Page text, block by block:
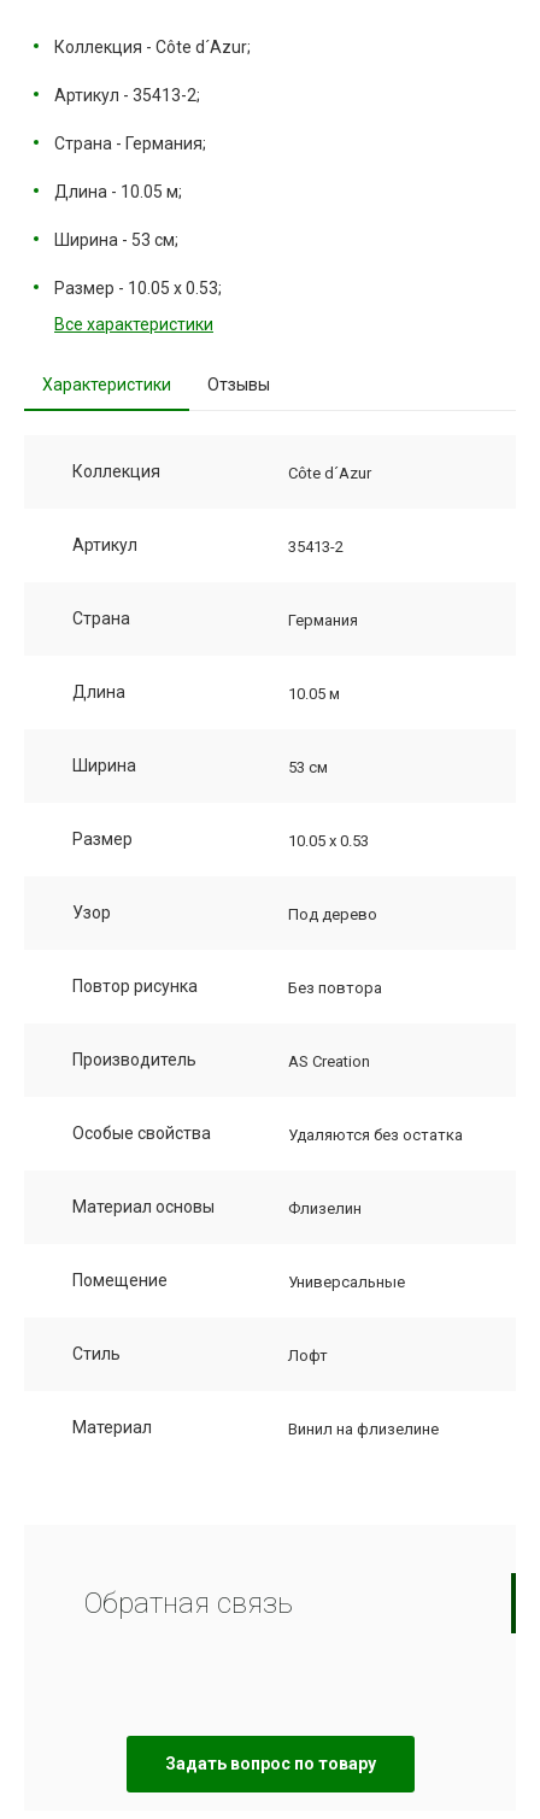
Коллекция - Côte d´Azur;
Артикул - 35413-2;
Страна - Германия;
Длина - 10.05 м;
Ширина - 53 см;
Размер - 10.05 х 0.53;
Все характеристики
Характеристики Отзывы
Коллекция Côte d´Azur
Артикул 35413-2
Страна Германия
Длина 10.05 м
Ширина 53 см
Размер 10.05 х 0.53
Узор Под дерево
Повтор рисунка Без повтора
Производитель AS Creation
Особые свойства Удаляются без остатка
Материал основы Флизелин
Помещение Универсальные
Стиль Лофт
Материал Винил на флизелине
Обратная связь
Задать вопрос по товару